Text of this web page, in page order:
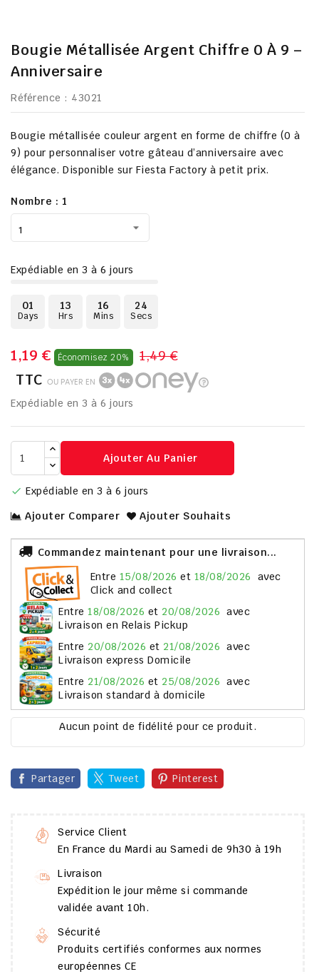
Bougie Métallisée Argent Chiffre 0 À 9 –
Anniversaire
Référence : 43021
Bougie métallisée couleur argent en forme de chiffre (0 à
9) pour personnaliser votre gâteau d’anniversaire avec
élégance. Disponible sur Fiesta Factory à petit prix.
Nombre : 1
Expédiable en 3 à 6 jours
01
Days
13
Hrs
16
Mins
23
Secs
1,19 € Économisez 20% 1,49 €
TTC OU PAYER EN
Expédiable en 3 à 6 jours
Ajouter Au Panier
 Expédiable en 3 à 6 jours
Ajouter Comparer
Ajouter Souhaits
Commandez maintenant pour une livraison...
entre 15/08/2026 et 18/08/2026
avec
Click and collect
entre 18/08/2026 et 20/08/2026 avec
Livraison en Relais Pickup
entre 20/08/2026 et 21/08/2026 avec
Livraison express Domicile
entre 21/08/2026 et 25/08/2026 avec
Livraison standard à domicile
Aucun point de fidélité pour ce produit.
Partager Tweet Pinterest
Service Client
En France du Mardi au Samedi de 9h30 à 19h
Livraison
Expédition le jour même si commande
validée avant 10h.
Sécurité
Produits certifiés conformes aux normes
européennes CE